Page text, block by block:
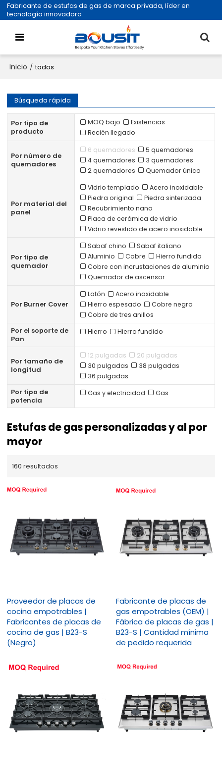
Fabricante de estufas de gas de marca privada, líder en
tecnología innovadora
Inicio / todos
Búsqueda rápida
Por tipo de
producto
MOQ bajo
Existencias
Recién llegado
Por número de
quemadores
6 quemadores
5 quemadores
4 quemadores
3 quemadores
2 quemadores
Quemador único
Por material del
panel
Vidrio templado
Acero inoxidable
Piedra original
Piedra sinterizada
Recubrimiento nano
Placa de cerámica de vidrio
Vidrio revestido de acero inoxidable
Por tipo de
quemador
Sabaf chino
Sabaf italiano
Aluminio
Cobre
Hierro fundido
Cobre con incrustaciones de aluminio
Quemador de ascensor
Por Burner Cover
Latón
Acero inoxidable
Hierro espesado
Cobre negro
Cobre de tres anillos
Por el soporte de
Pan
Hierro Hierro fundido
Por tamaño de
longitud
12 pulgadas
20 pulgadas
30 pulgadas
38 pulgadas
36 pulgadas
Por tipo de
potencia
Gas y electricidad Gas
Estufas de gas personalizadas y al por
mayor
160 resultados
Proveedor de placas de
cocina empotrables |
Fabricantes de placas de
cocina de gas | B23-S
(Negro)
Fabricante de placas de
gas empotrables (OEM) |
Fábrica de placas de gas |
B23-S | Cantidad mínima
de pedido requerida